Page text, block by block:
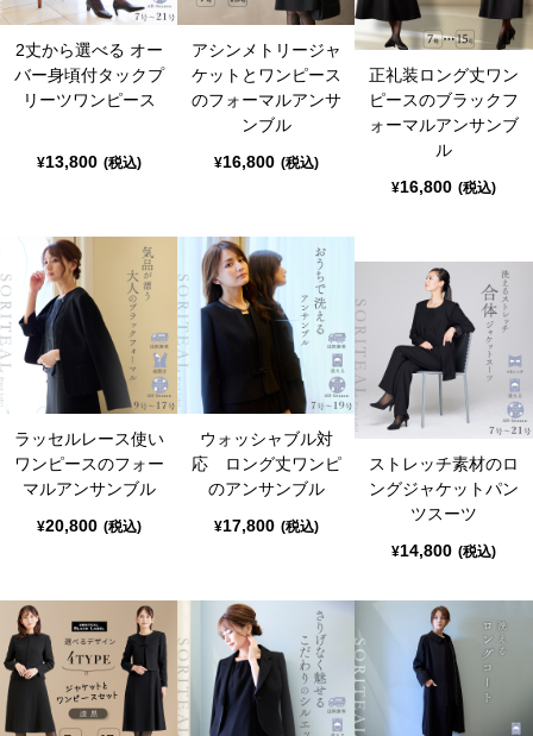
2丈から選べる オー
バー身頃付タックプ
リーツワンピース
¥13,800 (税込)
アシンメトリージャ
ケットとワンピース
のフォーマルアンサ
ンブル
¥16,800 (税込)
正礼装ロング丈ワン
ピースのブラックフ
ォーマルアンサンブ
ル
¥16,800 (税込)
ラッセルレース使い
ワンピースのフォー
マルアンサンブル
¥20,800 (税込)
ウォッシャブル対
応 ロング丈ワンピ
のアンサンブル
¥17,800 (税込)
ストレッチ素材のロ
ングジャケットパン
ツスーツ
¥14,800 (税込)